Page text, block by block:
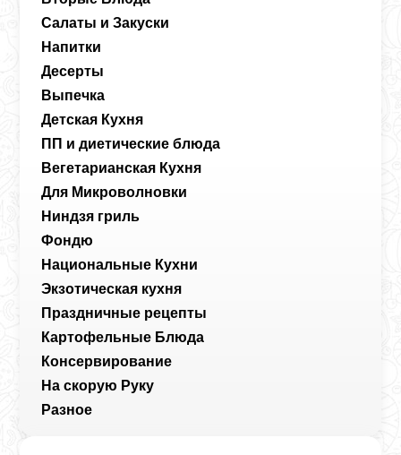
Салаты и Закуски
Напитки
Десерты
Выпечка
Детская Кухня
ПП и диетические блюда
Вегетарианская Кухня
Для Микроволновки
Ниндзя гриль
Фондю
Национальные Кухни
Экзотическая кухня
Праздничные рецепты
Картофельные Блюда
Консервирование
На скорую Руку
Разное